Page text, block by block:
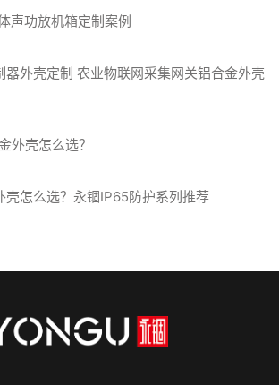
声功放机箱定制案例
器外壳定制 农业物联网采集网关铝合金外壳
外壳怎么选？
壳怎么选？永锢IP65防护系列推荐